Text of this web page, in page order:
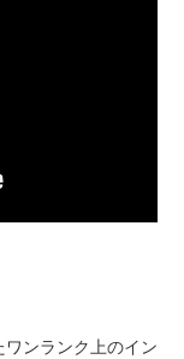
ンランク上のイン